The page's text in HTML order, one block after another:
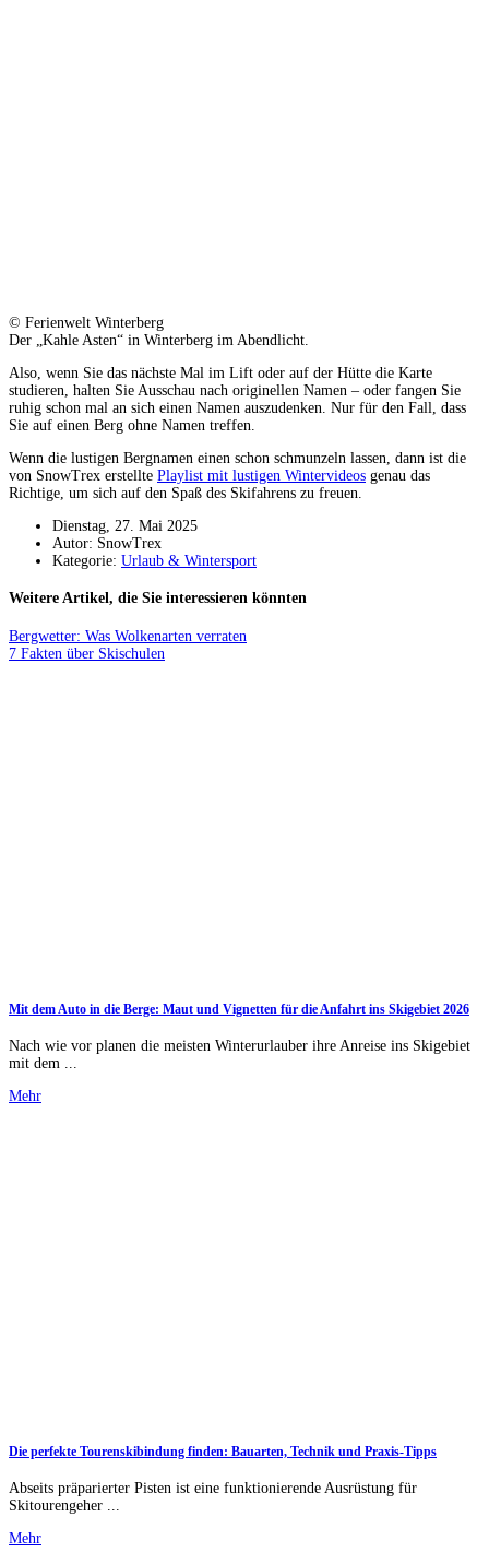
© Ferienwelt Winterberg
Der „Kahle Asten“ in Winterberg im Abendlicht.
Also, wenn Sie das nächste Mal im Lift oder auf der Hütte die Karte
studieren, halten Sie Ausschau nach originellen Namen – oder fangen Sie
ruhig schon mal an sich einen Namen auszudenken. Nur für den Fall, dass
Sie auf einen Berg ohne Namen treffen.
Wenn die lustigen Bergnamen einen schon schmunzeln lassen, dann ist die
von SnowTrex erstellte Playlist mit lustigen Wintervideos genau das
Richtige, um sich auf den Spaß des Skifahrens zu freuen.
Dienstag, 27. Mai 2025
Autor: SnowTrex
Kategorie: Urlaub & Wintersport
Weitere Artikel, die Sie interessieren könnten
Bergwetter: Was Wolkenarten verraten
7 Fakten über Skischulen
Mit dem Auto in die Berge: Maut und Vignetten für die Anfahrt ins Skigebiet 2026
Nach wie vor planen die meisten Winterurlauber ihre Anreise ins Skigebiet
mit dem ...
Mehr
Die perfekte Tourenskibindung finden: Bauarten, Technik und Praxis-Tipps
Abseits präparierter Pisten ist eine funktionierende Ausrüstung für
Skitourengeher ...
Mehr